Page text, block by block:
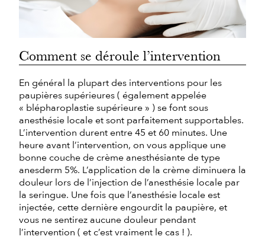
Comment se déroule l’intervention
En général la plupart des interventions pour les
paupières supérieures ( également appelée
« blépharoplastie supérieure » ) se font sous
anesthésie locale et sont parfaitement supportables.
L’intervention durent entre 45 et 60 minutes. Une
heure avant l’intervention, on vous applique une
bonne couche de crème anesthésiante de type
anesderm 5%. L’application de la crème diminuera la
douleur lors de l’injection de l’anesthésie locale par
la seringue. Une fois que l’anesthésie locale est
injectée, cette dernière engourdit la paupière, et
vous ne sentirez aucune douleur pendant
l’intervention ( et c’est vraiment le cas ! ).